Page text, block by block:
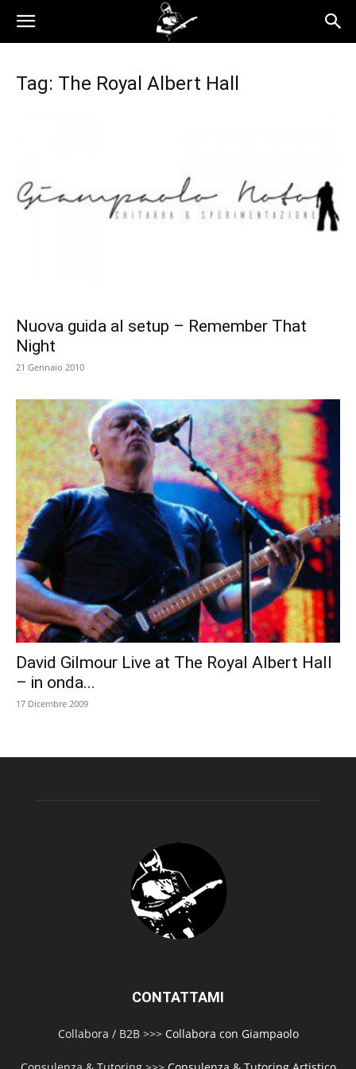
Tag: The Royal Albert Hall
Nuova guida al setup – Remember That
Night
21 Gennaio 2010
David Gilmour Live at The Royal Albert Hall
– in onda...
17 Dicembre 2009
CONTATTAMI
Collabora / B2B >>> Collabora con Giampaolo